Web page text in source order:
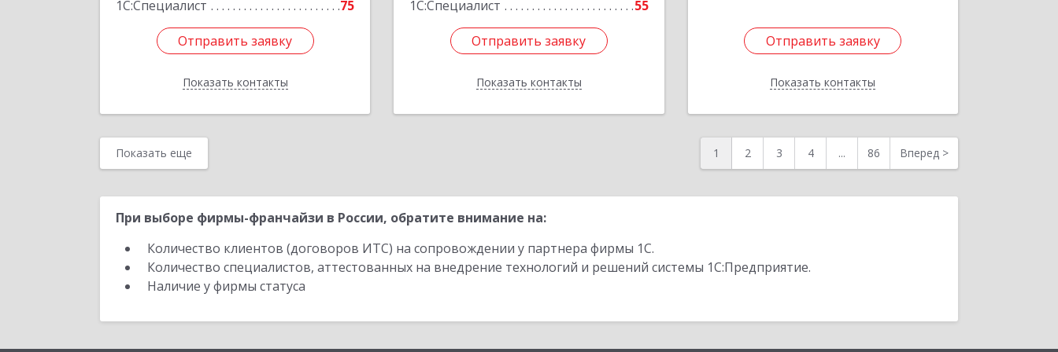
1С:Специалист
75
Отправить заявку
Показать контакты
Отправить заявку
Назад
1С:Специалист
55
Отправить заявку
Показать контакты
Отправить заявку
Назад
Отправить заявку
Показать контакты
Отправить заявку
Назад
Показать еще 1 2 3 4 ... 86 Вперед >
При выборе фирмы-франчайзи в России, обратите внимание на:
Количество клиентов (договоров ИТС) на сопровождении у партнера фирмы 1С.
Количество специалистов, аттестованных на внедрение технологий и решений системы 1С:Предприятие.
Наличие у фирмы статуса